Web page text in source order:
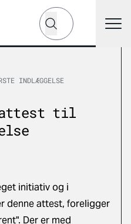
Hvad leder du efter?
Søg
INDLÆGGELSE
attest til
initiativ og i
denne attest, foreligger
Der er med